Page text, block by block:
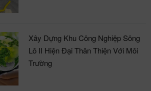
Xây Dựng Khu Công Nghiệp Sông
Lô II Hiện Đại Thân Thiện Với Môi
Trường